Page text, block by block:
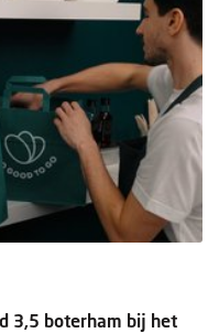
3,5 boterham bij het